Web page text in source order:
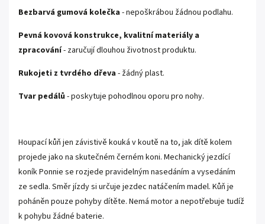
Bezbarvá gumová kolečka - nepoškrábou žádnou podlahu.
Pevná kovová konstrukce, kvalitní materiály a
zpracování- zaručují dlouhou životnost produktu.
Rukojeti z tvrdého dřeva - žádný plast.
Tvar pedálů - poskytuje pohodlnou oporu pro nohy.
Houpací kůň jen závistivě kouká v koutě na to, jak dítě kolem
projede jako na skutečném černém koni. Mechanický jezdící
koník Ponnie se rozjede pravidelným nasedáním a vysedáním
ze sedla. Směr jízdy si určuje jezdec natáčením madel. Kůň je
poháněn pouze pohyby dítěte. Nemá motor a nepotřebuje tudíž
k pohybu žádné baterie.